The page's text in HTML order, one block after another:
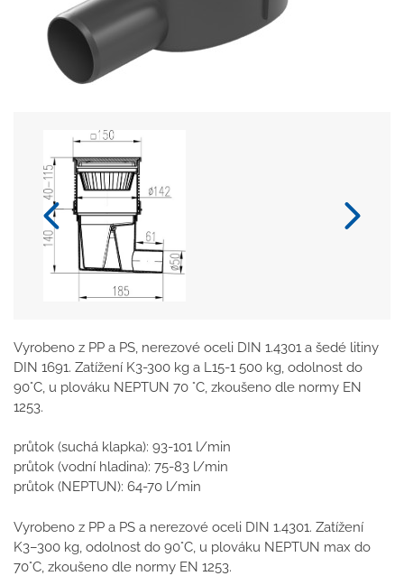
Vyrobeno z PP a PS, nerezové oceli DIN 1.4301 a šedé litiny
DIN 1691. Zatížení K3-300 kg a L15-1 500 kg, odolnost do
90°C, u plováku NEPTUN 70 °C, zkoušeno dle normy EN
1253.
průtok (suchá klapka): 93-101 l/min
průtok (vodní hladina): 75-83 l/min
průtok (NEPTUN): 64-70 l/min
Vyrobeno z PP a PS a nerezové oceli DIN 1.4301. Zatížení
K3–300 kg, odolnost do 90°C, u plováku NEPTUN max do
70°C, zkoušeno dle normy EN 1253.